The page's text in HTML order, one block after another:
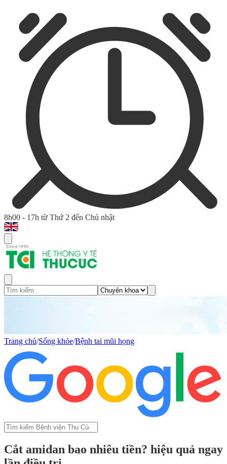
8h00 - 17h từ Thứ 2 đến Chủ nhật
Trang chủ/Sống khỏe/Bệnh tai mũi họng
Cắt amidan bao nhiêu tiền? hiệu quả ngay